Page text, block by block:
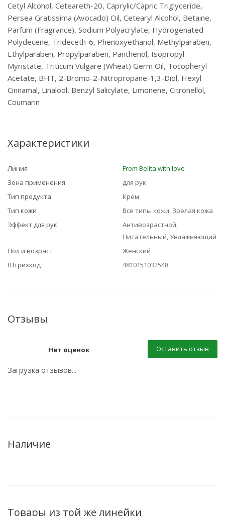
Cetyl Alcohol, Ceteareth-20, Caprylic/Capric Triglyceride,
Persea Gratissima (Avocado) Oil, Cetearyl Alcohol, Betaine,
Parfum (Fragrance), Sodium Polyacrylate, Hydrogenated
Polydecene, Trideceth-6, Phenoxyethanol, Methylparaben,
Ethylparaben, Propylparaben, Panthenol, Isopropyl
Myristate, Triticum Vulgare (Wheat) Germ Oil, Tocopheryl
Acetate, BHT, 2-Bromo-2-Nitropropane-1,3-Diol, Hexyl
Cinnamal, Linalool, Benzyl Salicylate, Limonene, Citronellol,
Coumarin
Характеристики
Линия
From Belita with love
Зона применения
для рук
Тип продукта
Крем
Тип кожи
Все типы кожи, Зрелая кожа
Эффект для рук
Антивозрастной,
Питательный, Увлажняющий
Пол и возраст
Женский
Штрихкод
4810151032548
Отзывы
Нет оценок Оставить отзыв
Загрузка отзывов...
Наличие
Товары из той же линейки